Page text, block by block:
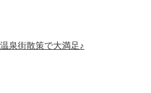
泉街散策で大満足♪